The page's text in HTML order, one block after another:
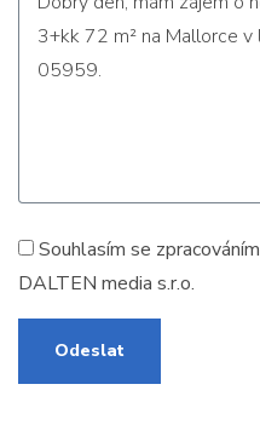
Souhlasím se zpracováním
DALTEN media s.r.o.
Odeslat